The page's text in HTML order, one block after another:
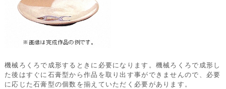
機械ろくろで成形するときに必要になります。機械ろくろで成形し
た後はすぐに石膏型から作品を取り出す事ができませんので、必要
に応じた石膏型の個数を揃えていただく必要があります。